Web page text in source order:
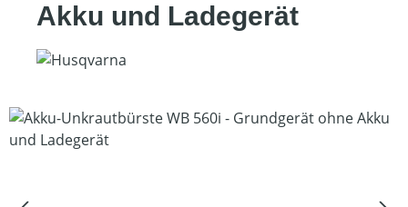
Akku und Ladegerät
Bildergalerie überspringen